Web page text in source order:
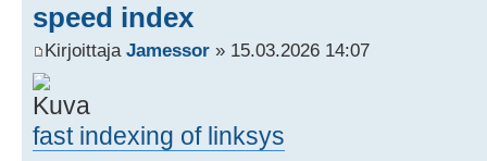
speed index
Kirjoittaja Jamessor » 15.03.2026 14:07
fast indexing of linksys